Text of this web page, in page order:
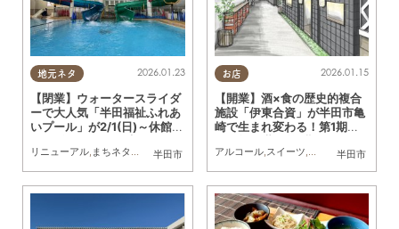
地元ネタ
半田市
2026.01.23
【閉業】ウォータースライダ
ーで大人気「半田福祉ふれあ
いプール」が2/1(日)～休館、
リニューアル, まちネタ ,親子
お店
半田市
2026.01.15
【開業】酒×食の歴史的複合
施設「伊東合資」が半田市亀
崎で生まれ変わる！第1期は1/
アルコール,スイーツ,テイクアウト